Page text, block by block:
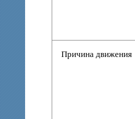
Причина движения